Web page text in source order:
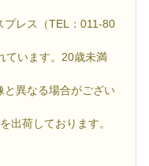
レス（TEL：011-80
ています。20歳未満
異なる場合がござい
出荷しております。